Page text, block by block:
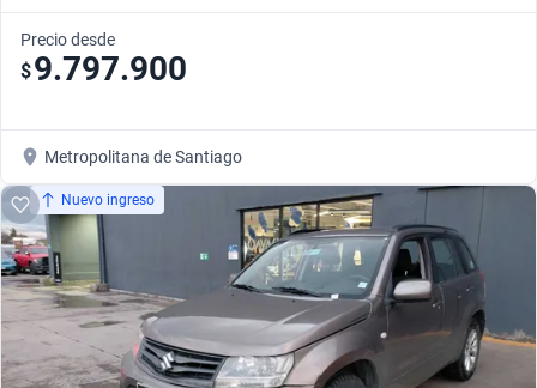
Precio desde
$9.797.900
Metropolitana de Santiago
Nuevo ingreso